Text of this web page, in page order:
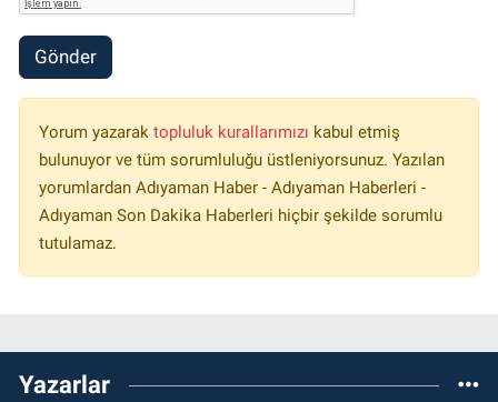
Gönder
Yorum yazarak topluluk kurallarımızı kabul etmiş
bulunuyor ve tüm sorumluluğu üstleniyorsunuz. Yazılan
yorumlardan Adıyaman Haber - Adıyaman Haberleri -
Adıyaman Son Dakika Haberleri hiçbir şekilde sorumlu
tutulamaz.
Yazarlar